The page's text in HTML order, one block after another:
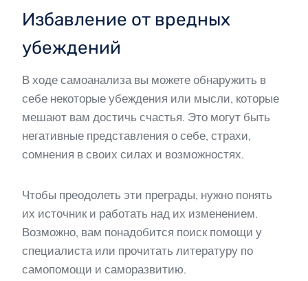
Избавление от вредных
убеждений
В ходе самоанализа вы можете обнаружить в
себе некоторые убеждения или мысли, которые
мешают вам достичь счастья. Это могут быть
негативные представления о себе, страхи,
сомнения в своих силах и возможностях.
Чтобы преодолеть эти преграды, нужно понять
их источник и работать над их изменением.
Возможно, вам понадобится поиск помощи у
специалиста или прочитать литературу по
самопомощи и саморазвитию.